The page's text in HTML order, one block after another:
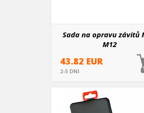
Sada na opravu závitů
M12
43.82 EUR
2-5 DNI